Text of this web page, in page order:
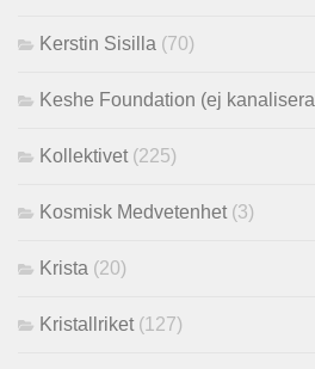
Kerstin Sisilla (70)
Keshe Foundation (ej
Kollektivet (225)
Kosmisk Medvetenhet (3)
Krista (20)
Kristallriket (127)